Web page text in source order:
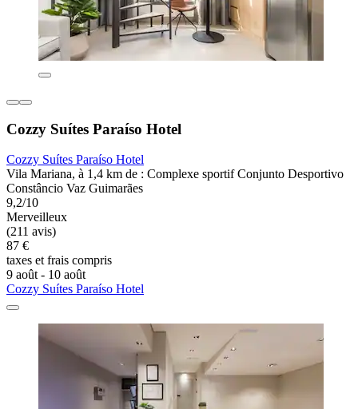
Cozzy Suítes Paraíso Hotel
Cozzy Suítes Paraíso Hotel
Vila Mariana, à 1,4 km de : Complexe sportif Conjunto Desportivo
Constâncio Vaz Guimarães
9,2/10
Merveilleux
(211 avis)
87 €
taxes et frais compris
9 août - 10 août
Cozzy Suítes Paraíso Hotel